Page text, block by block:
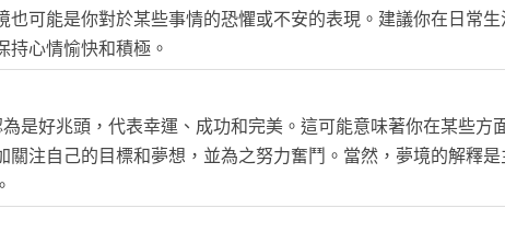
也可能是你對於某些事情的恐懼或不安的表現。建議你在日常
持心情愉快和積極。
是好兆頭，代表幸運、成功和完美。這可能意味著你在某些方
關注自己的目標和夢想，並為之努力奮鬥。當然，夢境的解釋